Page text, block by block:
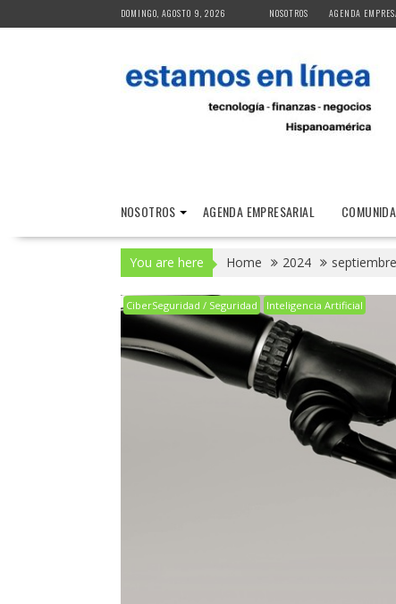
to
DOMINGO, AGOSTO 9, 2026 NOSOTROS AGENDA
NOSOTROS AGENDA EMPRESARIAL
You are here Home 2024 septiembre
CiberSeguridad / Seguridad Inteligencia Artificial